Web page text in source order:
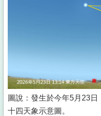
圖說：發生於今年5月23
十四天象示意圖。